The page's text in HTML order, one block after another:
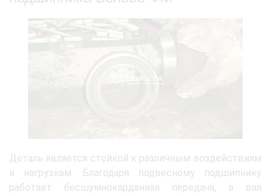
Деталь является стойкой к различным воздействиям
и нагрузкам. Благодаря подвесному подшипнику
работает бесшумнокарданная передача, а вал